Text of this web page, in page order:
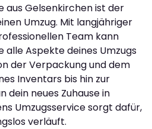
aus Gelsenkirchen ist der
Umzug. Mit langjähriger
Team kann
alle Aspekte deines Umzugs
der Verpackung und dem
Inventars bis hin zur
dein neues Zuhause in
Umzugsservice sorgt dafür,
verläuft.